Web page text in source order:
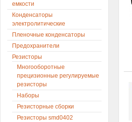
емкости
Конденсаторы
электролитические
Пленочные конденсаторы
Предохранители
Резисторы
Многооборотные
прецизионные регулируемые
резисторы
Наборы
Резисторные сборки
Резисторы smd0402